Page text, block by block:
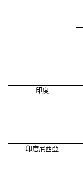
印度
印度尼西亞